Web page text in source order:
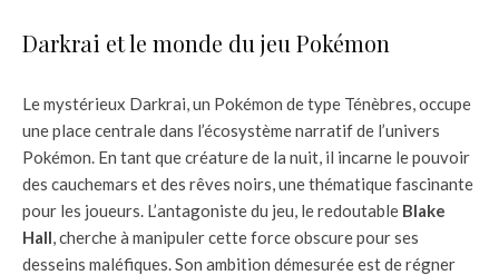
Darkrai et le monde du jeu Pokémon
Le mystérieux Darkrai, un Pokémon de type Ténèbres, occupe
une place centrale dans l’écosystème narratif de l’univers
Pokémon. En tant que créature de la nuit, il incarne le pouvoir
des cauchemars et des rêves noirs, une thématique fascinante
pour les joueurs. L’antagoniste du jeu, le redoutable Blake
Hall, cherche à manipuler cette force obscure pour ses
desseins maléfiques. Son ambition démesurée est de régner